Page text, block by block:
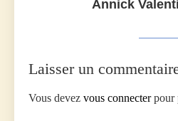
Annick
Laisser un
Vous devez vous connecterpour